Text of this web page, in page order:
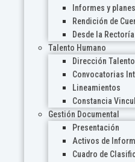
Informes y planes
Rendición de
Desde la Rectoría
Talento Humano
Dirección
Convocatorias
Lineamientos
Constancia
Gestión Documental
Presentación
Activos de
Cuadro de